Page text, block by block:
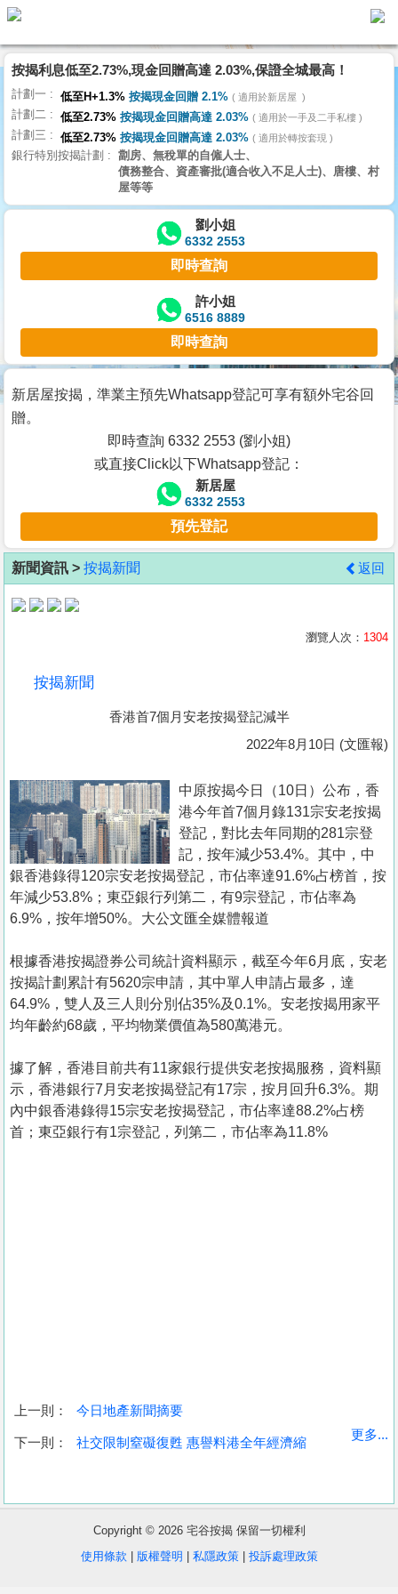
代
理
主
頁
搵
樓/
交
業
主
宅
谷
按
客
地
產
置
業
手
冊
關
我
們
收
盤
按揭利息低至2.73%,現金回贈高達 2.03%,保證全城最高！
計劃一 低至H+1.3% 按揭現金回贈 2.1% 適用於新居屋
計劃二 低至2.73% 按揭現金回贈高達 2.03% 適用於一手及二手私樓
計劃三 低至2.73% 按揭現金回贈高達 2.03% 適用於轉按套現
銀行特別按揭計劃
劏房、無稅單的自僱人士、
債務整合、資產審批(適合收入不足人士)、唐樓、村
屋等等
劉小姐
6332 2553
即時查詢
許小姐
6516 8889
即時查詢
新居屋按揭，準業主預先Whatsapp登記可享有額外宅谷回
贈。
即時查詢 6332 2553 (劉小姐)
或直接Click以下Whatsapp登記：
新居屋
6332 2553
預先登記
新聞資訊 > 按揭新聞 返回
瀏覽人次： 1304
按揭新聞
香港首7個月安老按揭登記減半
2022年8月10日 (文匯報)
中原按揭今日（10日）公布，香
港今年首7個月錄131宗安老按揭
登記，對比去年同期的281宗登
記，按年減少53.4%。其中，中
銀香港錄得120宗安老按揭登記，市佔率達91.6%占榜首，按
年減少53.8%；東亞銀行列第二，有9宗登記，市佔率為
6.9%，按年增50%。大公文匯全媒體報道
根據香港按揭證券公司統計資料顯示，截至今年6月底，安老
按揭計劃累計有5620宗申請，其中單人申請占最多，達
64.9%，雙人及三人則分別佔35%及0.1%。安老按揭用家平
均年齡約68歲，平均物業價值為580萬港元。
據了解，香港目前共有11家銀行提供安老按揭服務，資料顯
示，香港銀行7月安老按揭登記有17宗，按月回升6.3%。期
內中銀香港錄得15宗安老按揭登記，市佔率達88.2%占榜
首；東亞銀行有1宗登記，列第二，市佔率為11.8%
上一則： 今日地產新聞摘要
下一則： 社交限制窒礙復甦 惠譽料港全年經濟縮
更多...
Copyright © 2026 宅谷按揭 保留一切權利
使用條款
版權聲明 私隱政策| 投訴處理政策